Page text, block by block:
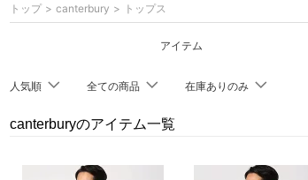
トップ canterbury トップス
アイテム
人気順 全ての商品 在庫ありのみ
canterburyのアイテム一覧